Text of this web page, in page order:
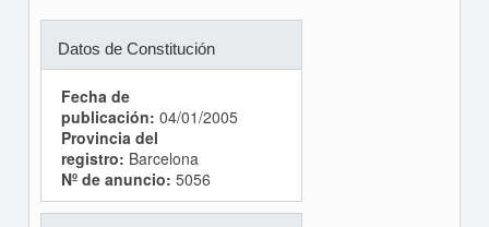
Datos de Constitución
Fecha de
publicación: 04/01/2005
Provincia del
registro: Barcelona
Nº de anuncio: 5056